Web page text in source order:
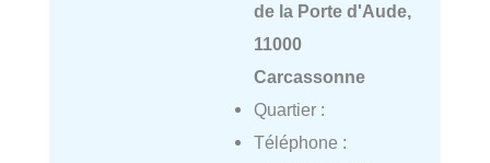
de la Porte d'Aude,
11000
Carcassonne
Quartier :
Téléphone :